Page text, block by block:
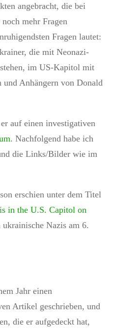
angebracht, die bei
mehr Fragen
Fragen lautet:
die mit Neonazi-
im US-Kapitol mit
Anhängern von Donald
auf einen investigativen
. Nachfolgend habe ich
die Links/Bilder wie im
erschien unter dem Titel
in the U.S. Capitol on
ukrainische Nazis am 6.
Jahr einen
Artikel geschrieben, und
die er aufgedeckt hat,